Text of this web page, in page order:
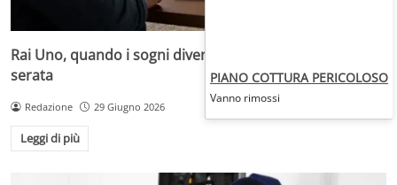
Rai Uno, quando i sogni diventano desideri da prima
serata
Redazione 29 Giugno 2026
Leggi di più
PIANO COTTURA PERICOLOSO
Vanno rimossi